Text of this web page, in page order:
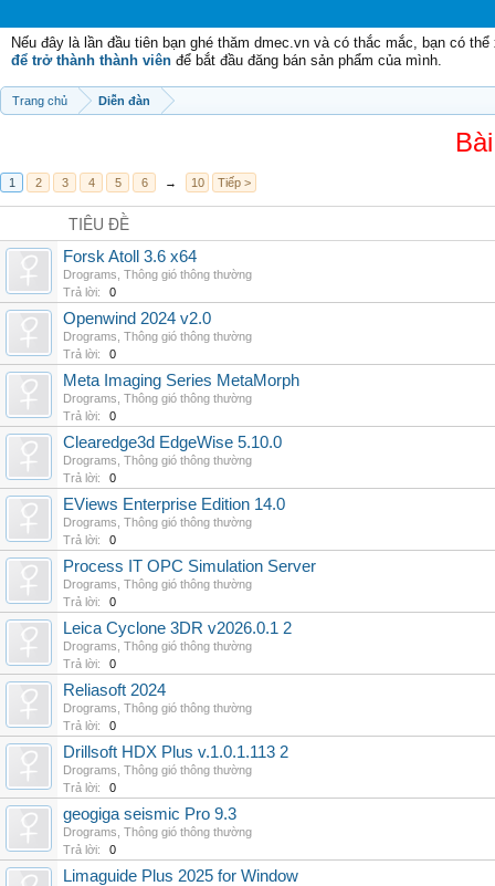
Nếu đây là lần đầu tiên bạn ghé thăm dmec.vn và có thắc mắc, bạn có
để trở thành thành viên để bắt đầu đăng bán sản phẩm của mình.
Trang chủ Diễn đàn
1 2 3 4 5 6 → 10 Tiếp >
TIÊU ĐỀ
Forsk Atoll 3.6 x64
Drograms Thông gió thông thường
Trả lời:
0
Openwind 2024 v2.0
Drograms Thông gió thông thường
Trả lời:
0
Meta Imaging Series MetaMorph
Drograms Thông gió thông thường
Trả lời:
0
Clearedge3d EdgeWise 5.10.0
Drograms Thông gió thông thường
Trả lời:
0
EViews Enterprise Edition 14.0
Drograms Thông gió thông thường
Trả lời:
0
Process IT OPC Simulation Server
Drograms Thông gió thông thường
Trả lời:
0
Leica Cyclone 3DR v2026.0.1 2
Drograms Thông gió thông thường
Trả lời:
0
Reliasoft 2024
Drograms Thông gió thông thường
Trả lời:
0
Drillsoft HDX Plus v.1.0.1.113 2
Drograms Thông gió thông thường
Trả lời:
0
geogiga seismic Pro 9.3
Drograms Thông gió thông thường
Trả lời:
0
Limaguide Plus 2025 for Window